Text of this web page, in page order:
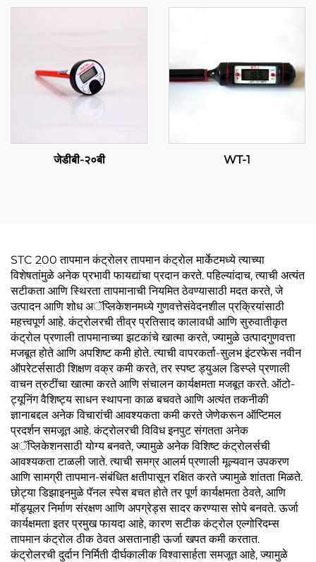
नियंत्रण
जेडीबी-२०बी WT-1
STC 200 तापमान कंट्रोलर तापमान कंट्रोल मार्केटमध्ये त्याच्या
विशेषतांमुळे अनेक प्रभावी फायद्यांचा प्रदान करते. पहिल्यांदाच, त्याची अत्यंत
सटीकता आणि स्थिरता तापमानाची नियमित ठेवण्यासाठी मदत करते, जे
उत्पादन आणि शोध अॅप्लिकेशनमध्ये गुणवत्तेसंवेदनशील प्रक्रियांसाठी
महत्त्वपूर्ण आहे. कंट्रोलरची तीव्र प्रतिसाद कालावधी आणि सुरुवातीकृत
कंट्रोल प्रणाली तापमानाच्या झटकांचे खात्मा करते, ज्यामुळे उत्पादगुणवत्ता
मजबूत होते आणि अपशिष्ट कमी होते. त्याची वापरकर्ता-सुलभ इंटरफेस नवीन
ऑपरेटर्ससाठी शिक्षण वक्र कमी करते, तर स्पष्ट ड्युअल डिस्प्ले प्रणाली
वाचन त्रुटींचा खात्मा करते आणि संचालन कार्यक्षमता मजबूत करते. ऑटो-
ट्यूनिंग वैशिष्ट्य साधन स्थापना काळ बचवते आणि अत्यंत तकनीकी
ज्ञानाबद्दल अनेक विचारांची आवश्यकता कमी करते जेणेकरून ऑप्टिमल
प्रदर्शन समजूत आहे. कंट्रोलरची विविध इनपुट संगतता अनेक
अॅप्लिकेशनसाठी योग्य बनवते, ज्यामुळे अनेक विशिष्ट कंट्रोलर्सची
आवश्यकता टाळली जाते. त्याची समग्र आलर्म प्रणाली मूल्यवान उपकरण
आणि सामग्री तापमान-संबंधित क्षतीपासून रक्षित करते ज्यामुळे शांतता मिळते.
छोट्या डिझाइनमुळे पॅनल स्पेस बचत होते तर पूर्ण कार्यक्षमता ठेवते, आणि
मॉड्यूलर निर्माण संरक्षण आणि अपग्रेड्स सादर करण्यास सोपे बनवते. ऊर्जा
कार्यक्षमता इतर प्रमुख फायदा आहे, कारण सटीक कंट्रोल एल्गोरिदम्स
तापमान कंट्रोल ठीक ठेवत असतानाही ऊर्जा खपत कमी करतात.
कंट्रोलरची दुर्दान निर्मिती दीर्घकालीक विश्वासार्हता समजूत आहे, ज्यामुळे